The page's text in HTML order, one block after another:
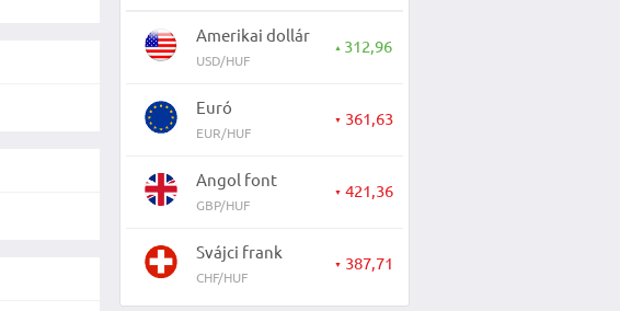
Amerikai dollár
USD/HUF
▲ 312,96
Euró
EUR/HUF
▼ 361,63
Angol font
GBP/HUF
▼ 421,36
Svájci frank
CHF/HUF
▼ 387,71